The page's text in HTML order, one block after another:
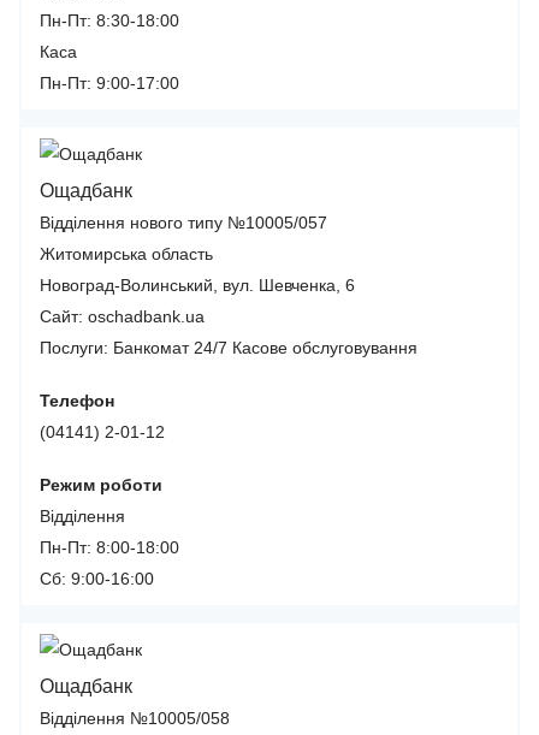
Пн-Пт: 8:30-18:00
Каса
Пн-Пт: 9:00-17:00
Ощадбанк
Відділення нового типу №10005/057
Житомирська область
Новоград-Волинський, вул. Шевченка, 6
Сайт: oschadbank.ua
Послуги: Банкомат 24/7 Касове обслуговування
Телефон
(04141) 2-01-12
Режим роботи
Відділення
Пн-Пт: 8:00-18:00
Сб: 9:00-16:00
Ощадбанк
Відділення №10005/058